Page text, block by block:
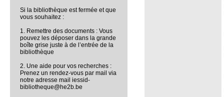
Si la bibliothèque est fermée et que
vous souhaitez :
1. Remettre des documents : Vous
pouvez les déposer dans la grande
boîte grise juste à de l’entrée de la
bibliothèque
2. Une aide pour vos recherches :
Prenez un rendez-vous par mail via
notre adresse mail iessid-
bibliotheque@he2b.be